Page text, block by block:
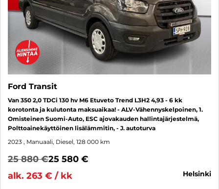
Ford Transit
Van 350 2,0 TDCi 130 hv M6 Etuveto Trend L3H2 4,93 - 6 kk
korotonta ja kulutonta maksuaikaa! - ALV-Vähennyskelpoinen, 1.
Omisteinen Suomi-Auto, ESC ajovakauden hallintajärjestelmä,
Polttoainekäyttöinen lisälämmitin, - J. autoturva
2023 , Manuaali, Diesel, 128 000 km
25 880 €25 580 €
alk. 263 € / kk
helsinki